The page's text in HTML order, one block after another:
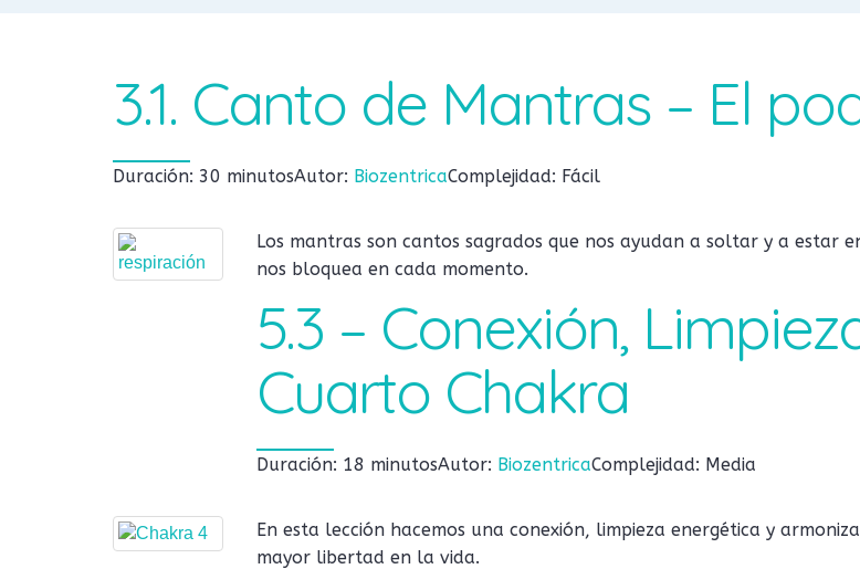
3.1. Canto de Mantras – El
Duración: 30 minutosAutor: BiozentricaComplejidad: Fácil
Los mantras son cantos sagrados que nos ayudan a soltar y a
nos bloquea en cada momento.
5.3 – Conexión,
Cuarto Chakra
Duración: 18 minutosAutor: BiozentricaComplejidad: Media
En esta lección hacemos una conexión, limpieza energética y
mayor libertad en la vida.